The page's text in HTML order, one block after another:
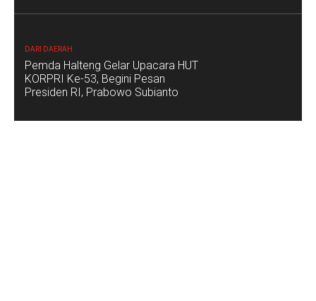
DARI DAERAH
Pemda Halteng Gelar Upacara HUT
KORPRI Ke-53, Begini Pesan
Presiden RI, Prabowo Subianto